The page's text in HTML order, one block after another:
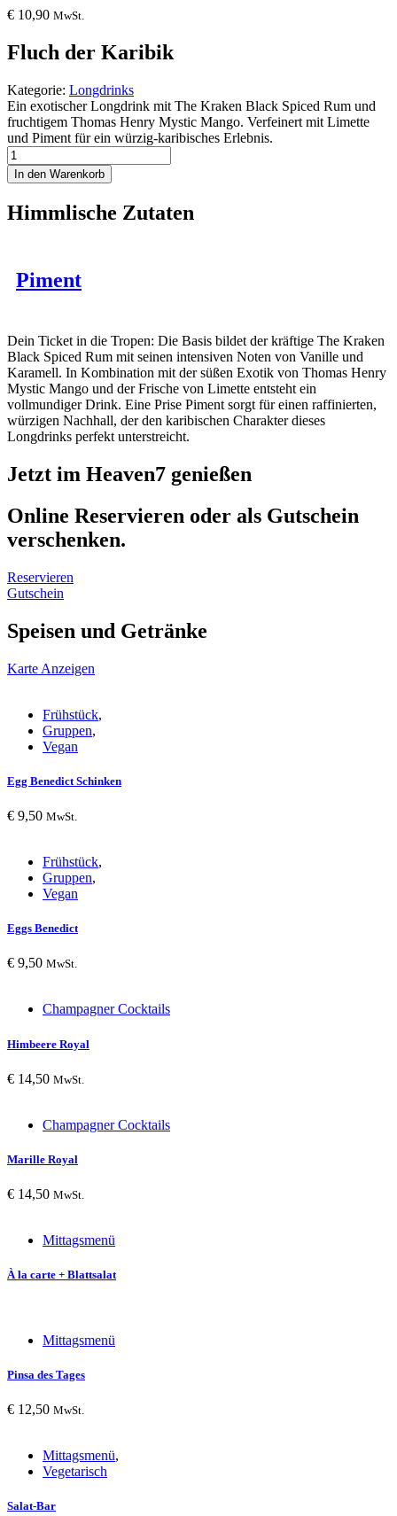
€ 10,90 MwSt.
Fluch der Karibik
Kategorie: Longdrinks
Ein exotischer Longdrink mit The Kraken Black Spiced Rum und
fruchtigem Thomas Henry Mystic Mango. Verfeinert mit Limette
und Piment für ein würzig-karibisches Erlebnis.
Fluch
der
Karibik
In den Warenkorb
Himmlische Zutaten
Piment
Dein Ticket in die Tropen: Die Basis bildet der kräftige The Kraken
Black Spiced Rum mit seinen intensiven Noten von Vanille und
Karamell. In Kombination mit der süßen Exotik von Thomas Henry
Mystic Mango und der Frische von Limette entsteht ein
vollmundiger Drink. Eine Prise Piment sorgt für einen raffinierten,
würzigen Nachhall, der den karibischen Charakter dieses
Longdrinks perfekt unterstreicht.
Jetzt im Heaven7 genießen
Online Reservieren oder als Gutschein
verschenken.
Reservieren
Gutschein
Speisen und Getränke
Karte Anzeigen
Frühstück,
Gruppen,
Vegan
Egg Benedict Schinken
€ 9,50 MwSt.
Frühstück,
Gruppen,
Vegan
Eggs Benedict
€ 9,50 MwSt.
Champagner Cocktails
Himbeere Royal
€ 14,50 MwSt.
Champagner Cocktails
Marille Royal
€ 14,50 MwSt.
Mittagsmenü
À la carte + Blattsalat
Mittagsmenü
Pinsa des Tages
€ 12,50 MwSt.
Mittagsmenü,
Vegetarisch
Salat-Bar